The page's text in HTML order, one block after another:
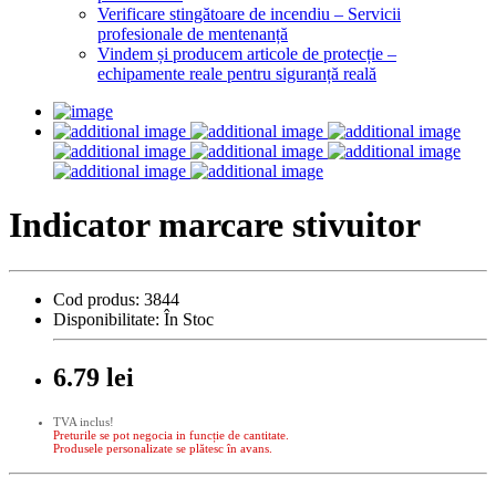
Verificare stingătoare de incendiu – Servicii
profesionale de mentenanță
Vindem și producem articole de protecție –
echipamente reale pentru siguranță reală
Indicator marcare stivuitor
Cod produs: 3844
Disponibilitate: În Stoc
6.79 lei
TVA inclus!
Preturile se pot negocia in funcție de cantitate.
Produsele personalizate se plătesc în avans.